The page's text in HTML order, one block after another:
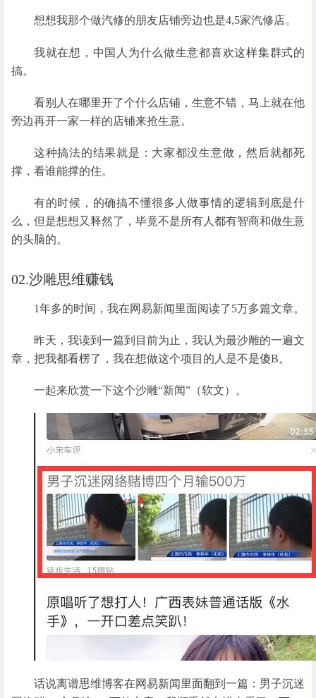
想想我那个做汽修的朋友店铺旁边也是4,5家汽修店。
我就在想，中国人为什么做生意都喜欢这样集群式的
搞。
看别人在哪里开了个什么店铺，生意不错，马上就在他
旁边再开一家一样的店铺来抢生意。
这种搞法的结果就是：大家都没生意做，然后就都死
撑，看谁能撑的住。
有的时候，的确搞不懂很多人做事情的逻辑到底是什
么，但是想想又释然了，毕竟不是所有人都有智商和做生意
的头脑的。
02.沙雕思维赚钱
1年多的时间，我在网易新闻里面阅读了5万多篇文章。
昨天，我读到一篇到目前为止，我认为最沙雕的一遍文
章，把我都看楞了，我在想做这个项目的人是不是傻B。
一起来欣赏一下这个沙雕“新闻”（软文）。
话说离谱思维博客在网易新闻里面翻到一篇：男子沉迷